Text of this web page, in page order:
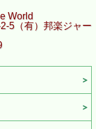
World
5（有）邦楽ジャー